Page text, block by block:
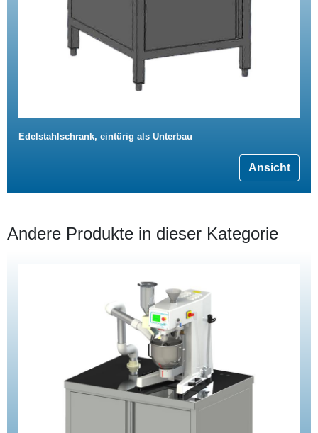
Edelstahlschrank, eintürig als Unterbau
Ansicht
Andere Produkte in dieser Kategorie